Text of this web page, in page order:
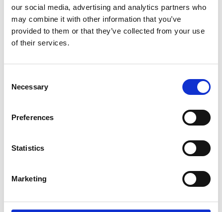
our social media, advertising and analytics partners who
may combine it with other information that you’ve
provided to them or that they’ve collected from your use
of their services.
Selection
Necessary
Preferences
Statistics
Marketing
Contratto FR